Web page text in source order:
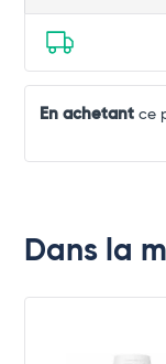
En achetantce
Dans la